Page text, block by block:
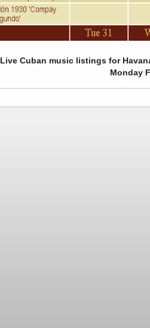
Live Cuban music listings for
Monday